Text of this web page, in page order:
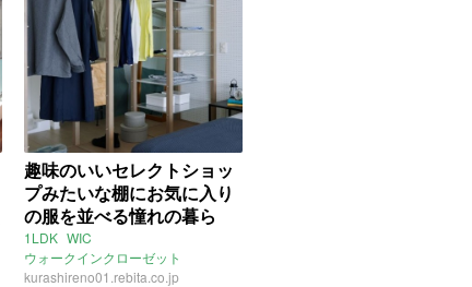
趣味のいいセレクトショッ
プみたいな棚にお気に入り
の服を並べる憧れの暮ら
し。（東京都目黒区37㎡の
売買物件）
1LDK WIC
ウォークインクローゼット
中目黒駅 代官山駅
池尻大橋駅
kurashireno01.rebita.co.jp